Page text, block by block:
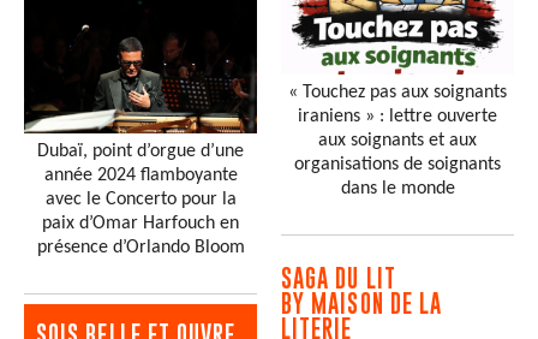
Dubaï, point d’orgue d’une
année 2024 flamboyante
avec le Concerto pour la
paix d’Omar Harfouch en
présence d’Orlando Bloom
« Touchez pas aux soignants
iraniens » : lettre ouverte
aux soignants et aux
organisations de soignants
dans le monde
SAGA DU LIT
BY MAISON DE LA
LITERIE